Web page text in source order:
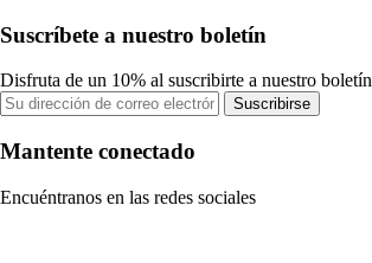
Suscríbete a nuestro boletín
Disfruta de un 10% al suscribirte a nuestro boletín
Suscribirse
Mantente conectado
Encuéntranos en las redes sociales